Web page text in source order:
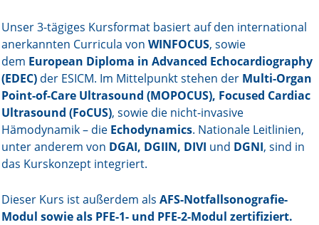
Unser 3-tägiges Kursformat basiert auf den international
anerkannten Curricula von WINFOCUS, sowie
dem European Diploma in Advanced Echocardiography
(EDEC) der ESICM. Im Mittelpunkt stehen der Multi-Organ
Point-of-Care Ultrasound (MOPOCUS), Focused Cardiac
Ultrasound (FoCUS), sowie die nicht-invasive
Hämodynamik – die Echodynamics. Nationale Leitlinien,
unter anderem von DGAI, DGIIN, DIVI und DGNI, sind in
das Kurskonzept integriert.
Dieser Kurs ist außerdem als AFS-Notfallsonografie-
Modul sowie als PFE-1- und PFE-2-Modul zertifiziert.